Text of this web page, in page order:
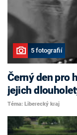
5 fotografií
Černý den pro
jejich
Téma: Liberecký kraj